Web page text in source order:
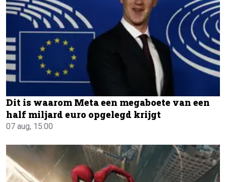
Dit is waarom Meta een megaboete van een
half miljard euro opgelegd krijgt
07 aug, 15:00